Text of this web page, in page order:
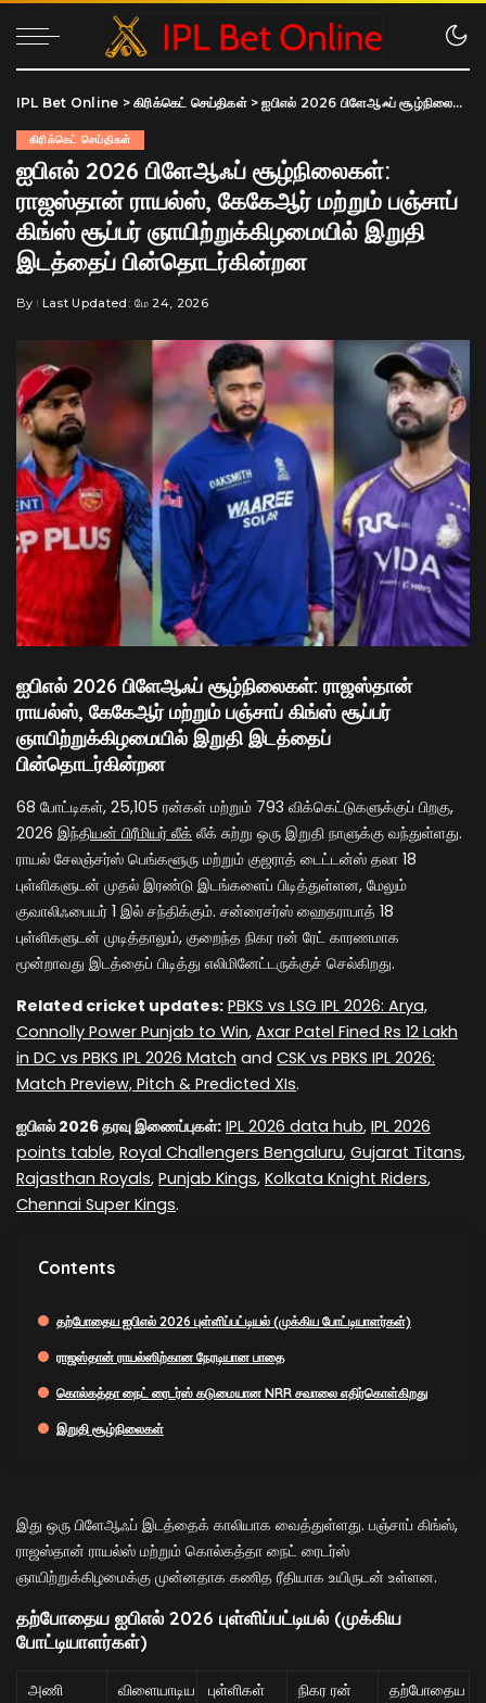
IPL Bet Online >கிரிக்கெட் செய்திகள்>ஐபிஎல் 2026 பிளேஆஃப் சூழ்நிலைகள்: ராஜஸ்தான் ராயல்ஸ், கேகேஆர் மற்றும் பஞ்சாப் கிங்ஸ் சூப்பர் ஞாயிற்றுக்கிழமையில் இறுதி இடத்தைப் பின்தொடர்கின்றன
கிரிக்கெட் செய்திகள்
ஐபிஎல் 2026 பிளேஆஃப் சூழ்நிலைகள்:
ராஜஸ்தான் ராயல்ஸ், கேகேஆர் மற்றும் பஞ்சாப்
கிங்ஸ் சூப்பர் ஞாயிற்றுக்கிழமையில் இறுதி
இடத்தைப் பின்தொடர்கின்றன
Posted
By Last Updated: மே 24, 2026
ஐபிஎல் 2026 பிளேஆஃப் சூழ்நிலைகள்: ராஜஸ்தான்
ராயல்ஸ், கேகேஆர் மற்றும் பஞ்சாப் கிங்ஸ் சூப்பர்
ஞாயிற்றுக்கிழமையில் இறுதி இடத்தைப்
பின்தொடர்கின்றன
68 போட்டிகள், 25,105 ரன்கள் மற்றும் 793 விக்கெட்டுகளுக்குப் பிறகு,
2026 இந்தியன் பிரீமியர் லீக் லீக் சுற்று ஒரு இறுதி நாளுக்கு வந்துள்ளது.
ராயல் சேலஞ்சர்ஸ் பெங்களூரு மற்றும் குஜராத் டைட்டன்ஸ் தலா 18
புள்ளிகளுடன் முதல் இரண்டு இடங்களைப் பிடித்துள்ளன, மேலும்
குவாலிஃபையர் 1 இல் சந்திக்கும். சன்ரைசர்ஸ் ஹைதராபாத் 18
புள்ளிகளுடன் முடித்தாலும், குறைந்த நிகர ரன் ரேட் காரணமாக
மூன்றாவது இடத்தைப் பிடித்து எலிமினேட்டருக்குச் செல்கிறது.
Related cricket updates: PBKS vs LSG IPL 2026: Arya,
Connolly Power Punjab to Win, Axar Patel Fined Rs 12 Lakh
in DC vs PBKS IPL 2026 Match and CSK vs PBKS IPL 2026:
Match Preview, Pitch & Predicted XIs.
ஐபிஎல் 2026 தரவு இணைப்புகள்: IPL 2026 data hub, IPL 2026
points table, Royal Challengers Bengaluru, Gujarat Titans,
Rajasthan Royals, Punjab Kings, Kolkata Knight Riders,
Chennai Super Kings.
Contents
தற்போதைய ஐபிஎல் 2026 புள்ளிப்பட்டியல் (முக்கிய போட்டியாளர்கள்)
ராஜஸ்தான் ராயல்ஸிற்கான நேரடியான பாதை
கொல்கத்தா நைட் ரைடர்ஸ் கடுமையான NRR சவாலை எதிர்கொள்கிறது
இறுதி சூழ்நிலைகள்
இது ஒரு பிளேஆஃப் இடத்தைக் காலியாக வைத்துள்ளது. பஞ்சாப் கிங்ஸ்,
ராஜஸ்தான் ராயல்ஸ் மற்றும் கொல்கத்தா நைட் ரைடர்ஸ்
ஞாயிற்றுக்கிழமைக்கு முன்னதாக கணித ரீதியாக உயிருடன் உள்ளன.
தற்போதைய ஐபிஎல் 2026 புள்ளிப்பட்டியல் (முக்கிய
போட்டியாளர்கள்)
அணி
விளையாடிய
புள்ளிகள்
நிகர ரன்
தற்போதைய